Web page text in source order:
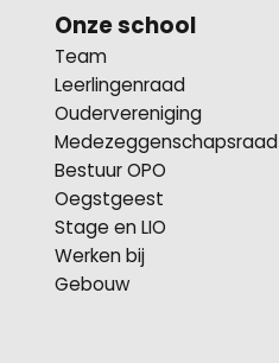
Onze school
Team
Leerlingenraad
Oudervereniging
Medezeggenschapsraad
Bestuur OPO
Oegstgeest
Stage en LIO
Werken bij
Gebouw